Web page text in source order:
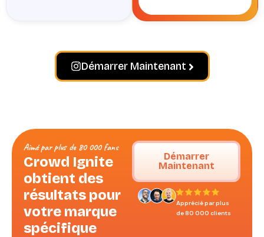
Démarrer Maintenant
Aimé par plus de 80 000 fans
Crowd Ignite
obtient des
résultats pour
votre marque
spécifique
Démarrer
Maintenant
Apprécié par plus
de 80 000 clients